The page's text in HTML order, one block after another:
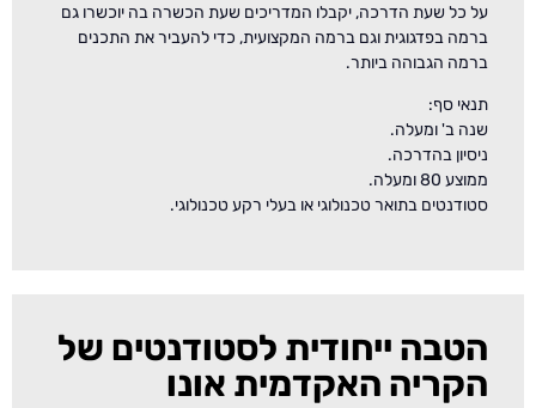
על כל שעת הדרכה, יקבלו המדריכים שעת הכשרה בה יוכשרו גם
ברמה בפדגוגית וגם ברמה המקצועית, כדי להעביר את התכנים
ברמה הגבוהה ביותר.
תנאי סף:
שנה ב' ומעלה.
ניסיון בהדרכה.
ממוצע 80 ומעלה.
סטודנטים בתואר טכנולוגי או בעלי רקע טכנולוגי.
הטבה ייחודית לסטודנטים של
הקריה האקדמית אונו